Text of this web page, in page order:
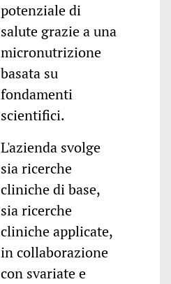
potenziale di
salute grazie a una
micronutrizione
basata su
fondamenti
scientifici.
L'azienda svolge
sia ricerche
cliniche di base,
sia ricerche
cliniche applicate,
in collaborazione
con svariate e